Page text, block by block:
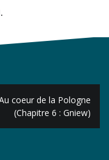
coeur de la Pologne
(Chapitre 6 : Gniew)